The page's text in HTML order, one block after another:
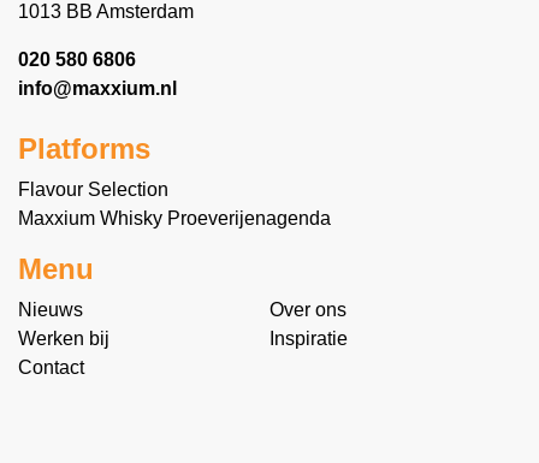
1013 BB Amsterdam
020 580 6806
info@maxxium.nl
Platforms
Flavour Selection
Maxxium Whisky Proeverijenagenda
Menu
Nieuws
Over ons
Werken bij
Inspiratie
Contact